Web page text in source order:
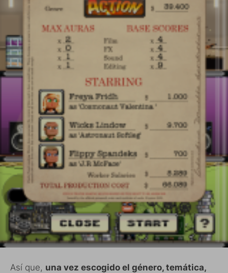
Así que, una vez escogido el género, temática,